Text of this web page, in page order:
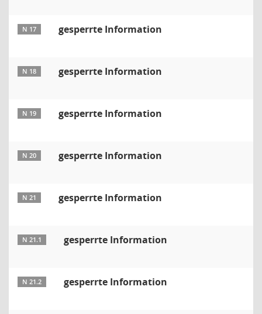
N 17 gesperrte Information
N 18 gesperrte Information
N 19 gesperrte Information
N 20 gesperrte Information
N 21 gesperrte Information
N 21.1 gesperrte Information
N 21.2 gesperrte Information